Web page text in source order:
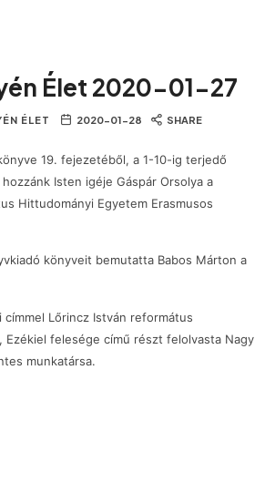
Élet 2020-01-27
ÉLET 2020-01-28 SHARE
19. fejezetéből, a 1-10-ig terjedő
Isten igéje Gáspár Orsolya a
Hittudományi Egyetem Erasmusos
könyveit bemutatta Babos Márton a
címmel Lőrincz István református
Ezékiel felesége című részt felolvasta Nagy
munkatársa.